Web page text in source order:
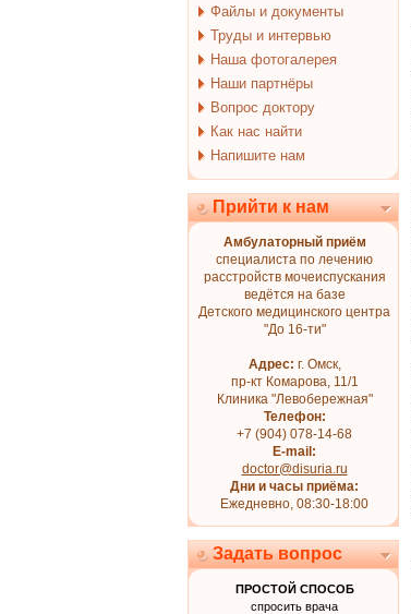
Файлы и документы
Труды и интервью
Наша фотогалерея
Наши партнёры
Вопрос доктору
Как нас найти
Напишите нам
Прийти к нам
Амбулаторный приём
специалиста по лечению
расстройств мочеиспускания
ведётся на базе
Детского медицинского центра
"До 16-ти"
Адрес: г. Омск,
пр-кт Комарова, 11/1
Клиника "Левобережная"
Телефон:
+7 (904) 078-14-68
E-mail:
doctor@disuria.ru
Дни и часы приёма:
Ежедневно, 08:30-18:00
Задать вопрос
ПРОСТОЙ СПОСОБ
спросить врача